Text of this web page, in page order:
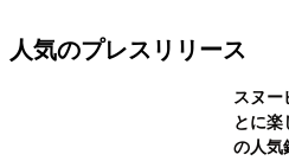
人気のプレスリリース
スヌー
とに
の人気